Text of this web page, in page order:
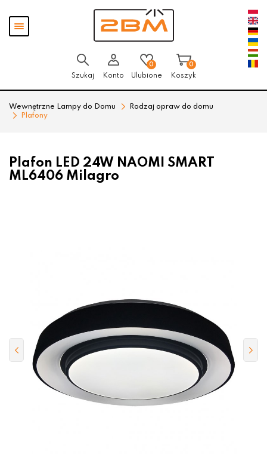
Pokaż
menu
Szukaj Konto
0
Ulubione
0
Koszyk
Wewnętrzne Lampy do Domu
Rodzaj opraw do domu
Plafony
Plafon LED 24W NAOMI SMART
ML6406 Milagro